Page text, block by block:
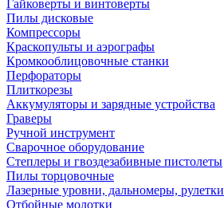
Гайковерты и винтоверты
Пилы дисковые
Компрессоры
Краскопульты и аэрографы
Кромкооблицовочные станки
Перфораторы
Плиткорезы
Аккумуляторы и зарядные устройства
Граверы
Ручной инструмент
Сварочное оборудование
Степлеры и гвоздезабивные пистолеты
Пилы торцовочные
Лазерные уровни, дальномеры, рулетки
Отбойные молотки